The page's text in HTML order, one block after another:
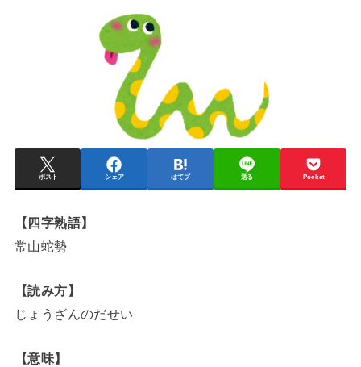
ポスト シェア はてブ 送る Pocket
【四字熟語】
常山蛇勢
【読み方】
じょうざんのだせい
【意味】